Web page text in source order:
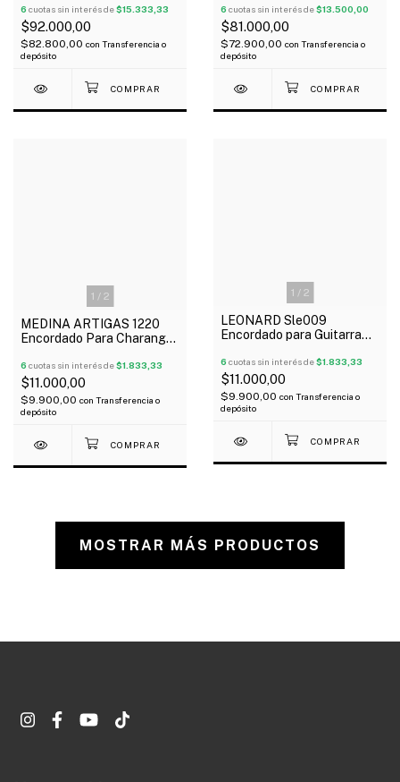
NANOWEB
6 cuotas sin interés de$15.333,33
$92.000,00
$82.800,00 con Transferencia o
depósito
6 cuotas sin interés de$13.500,00
$81.000,00
$72.900,00 con Transferencia o
depósito
1 / 2
MEDINA ARTIGAS 1220
Encordado Para Charango
6 cuotas sin interés de$1.833,33
$11.000,00
$9.900,00 con Transferencia o
depósito
1 / 2
LEONARD Sle009
Encordado para Guitarra
42
6 cuotas sin interés de$1.833,33
$11.000,00
$9.900,00 con Transferencia o
depósito
MOSTRAR MÁS PRODUCTOS